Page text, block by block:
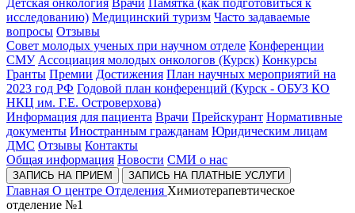
Детская онкология Врачи Памятка (как подготовиться к
исследованию) Медицинский туризм Часто задаваемые
вопросы Отзывы
Совет молодых ученых при научном отделе Конференции
СМУ Ассоциация молодых онкологов (Курск) Конкурсы
Гранты Премии Достижения План научных мероприятий на
2023 год РФ Годовой план конференций (Курск - ОБУЗ КО
НКЦ им. Г.Е. Островерхова)
Информация для пациента Врачи Прейскурант Нормативные
документы Иностранным гражданам Юридическим лицам
ДМС Отзывы Контакты
Общая информация Новости СМИ о нас
ЗАПИСЬ НА ПРИЕМ ЗАПИСЬ НА ПЛАТНЫЕ УСЛУГИ
Главная О центре Отделения Химиотерапевтическое
отделение №1